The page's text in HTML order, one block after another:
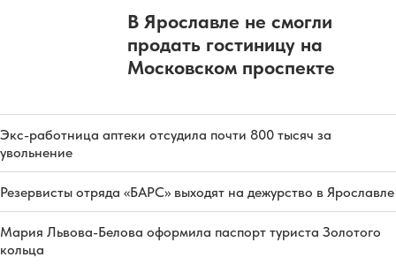
В Ярославле не смогли
продать гостиницу на
Московском проспекте
Экс-работница аптеки отсудила почти 800 тысяч за
увольнение
Резервисты отряда «БАРС» выходят на дежурство в Ярославле
Мария Львова-Белова оформила паспорт туриста Золотого
кольца